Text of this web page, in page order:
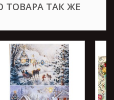
ТОВАРА ТАК ЖЕ